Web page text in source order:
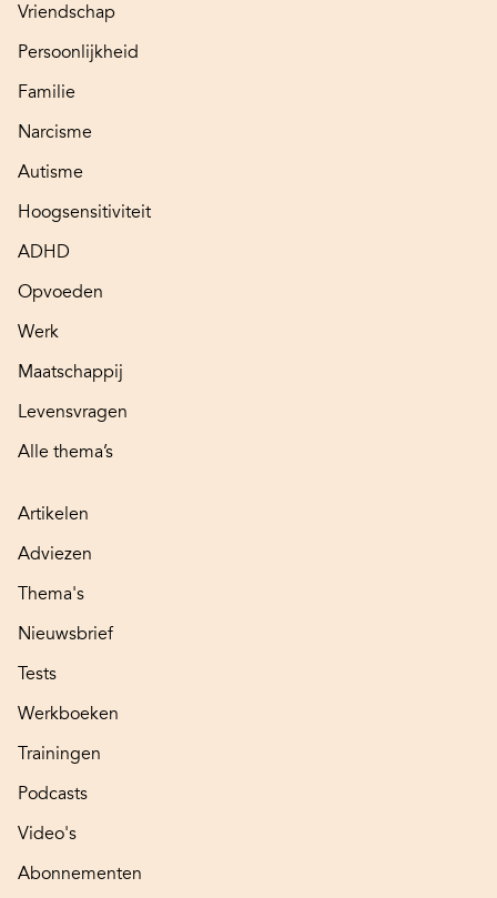
Vriendschap
Persoonlijkheid
Familie
Narcisme
Autisme
Hoogsensitiviteit
ADHD
Opvoeden
Werk
Maatschappij
Levensvragen
Alle thema’s
Artikelen
Adviezen
Thema's
Nieuwsbrief
Tests
Werkboeken
Trainingen
Podcasts
Video's
Abonnementen